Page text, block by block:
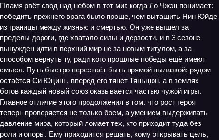
Пламя рвёт свод над небом в тот миг, когда Ло Чжэн понимает:
победить прежнего врага было проще, чем вытащить Нин Юйде
из границы между жизнью и смертью. Он уже вышел за
пределы дороги, где хватало силы и дерзости, и в 3 сезоне
вынужден идти в верхний мир не за новым титулом, а за
способом вернуть ту, ради кого прошлые победы ещё имеют
смысл. Путь быстро перестаёт быть прямой вылазкой: рядом
остаётся Си Юцинь, вперёд его тянет Тяньцюн, а в землях
богов каждый новый союз оказывается частью чужой игры.
Главное отличие этого продолжения в том, что рост героя
теперь проверяется не только боем, а умением выдерживать
давление мира, который ломает тех, кто приходит туда без
роли и опоры. Ему приходится решать, кому открывать цель,